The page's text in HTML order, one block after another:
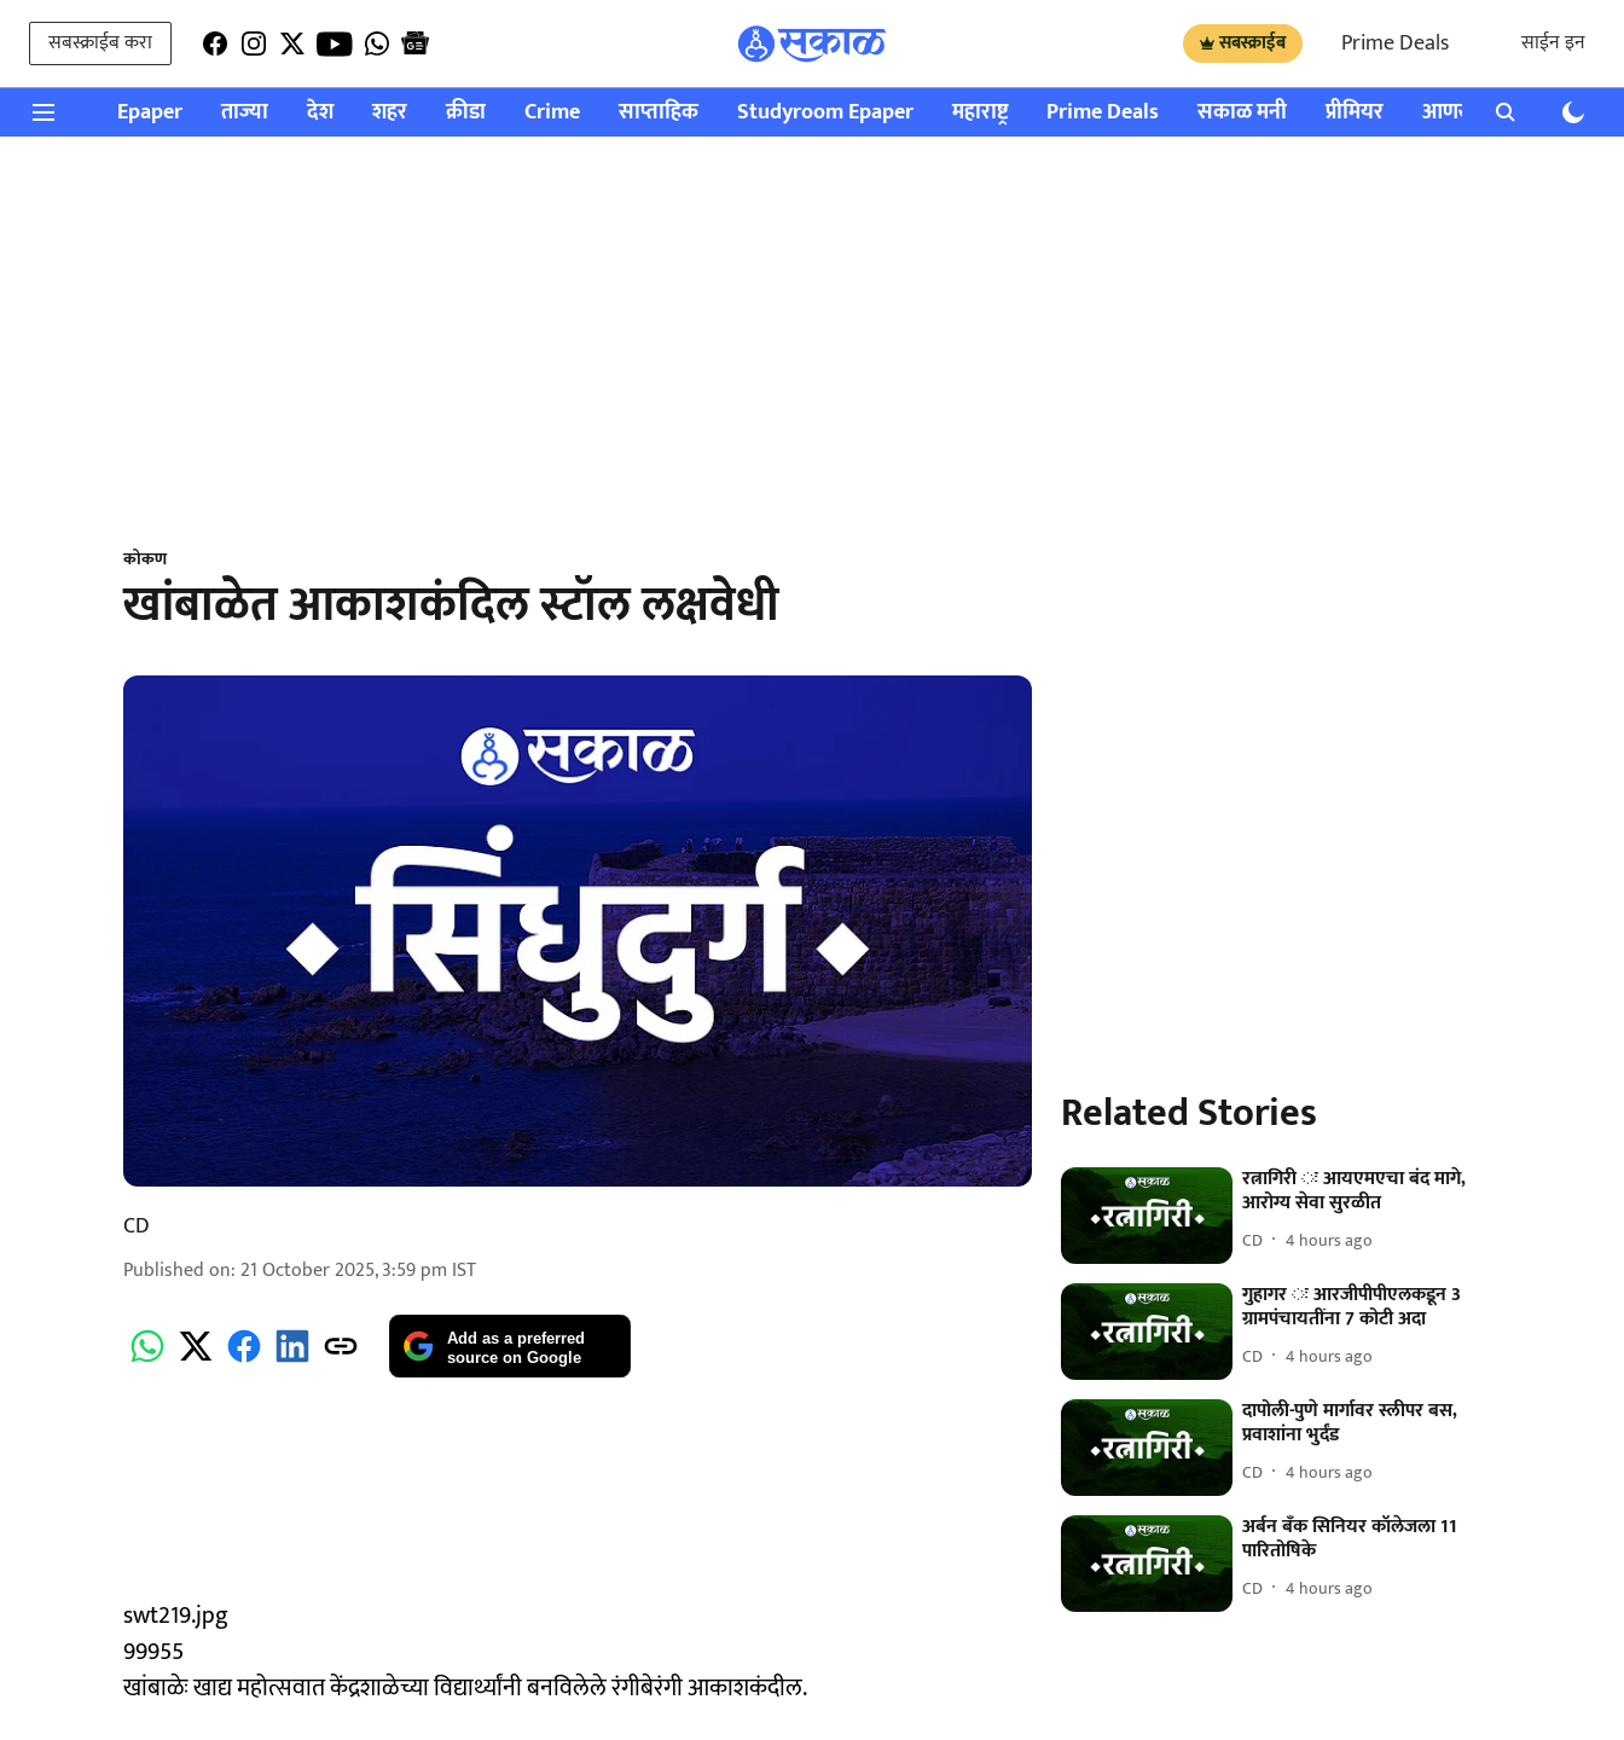
सबस्क्राईब करा सबस्क्राईब Prime Deals साईन इन
Epaper ताज्या देश शहर क्रीडा Crime साप्ताहिक Studyroom Epaper महाराष्ट्र Prime Deals सकाळ मनी प्रीमियर आणखी राशी भविष्य
कोकण
खांबाळेत आकाशकंदिल स्टॉल लक्षवेधी
CD
Published on: 21 October 2025, 3:59 pm IST
Add as a preferred
source on Google
swt219.jpg
99955
खांबाळेः खाद्य महोत्सवात केंद्रशाळेच्या विद्यार्थ्यांनी बनविलेले रंगीबेरंगी आकाशकंदील.
Related Stories
रत्नागिरी ः आयएमएचा बंद मागे,
आरोग्य सेवा सुरळीत
CD 4 hours ago
गुहागर ः आरजीपीपीएलकडून 3
ग्रामपंचायतींना 7 कोटी अदा
CD 4 hours ago
दापोली-पुणे मार्गावर स्लीपर बस,
प्रवाशांना भुर्दंड
CD 4 hours ago
अर्बन बँक सिनियर कॉलेजला 11
पारितोषिके
CD 4 hours ago